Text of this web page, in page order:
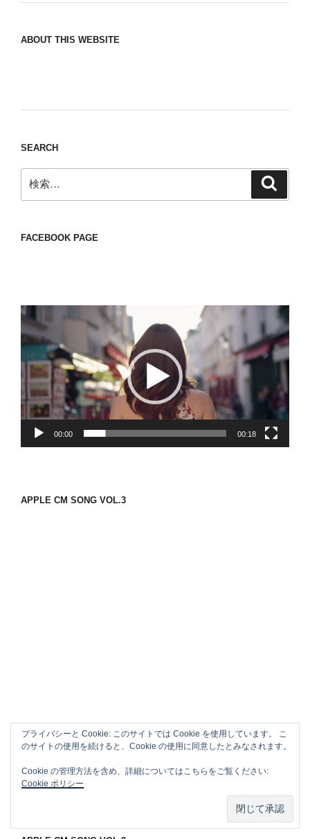
ABOUT THIS WEBSITE
SEARCH
索:
FACEBOOK PAGE
動
画
プ
レ
ー
ヤ
ー
00:00 00:18
APPLE CM SONG VOL.3
プライバシーと Cookie: このサイトでは Cookie を使用しています。 こ
のサイトの使用を続けると、Cookie の使用に同意したとみなされます。
Cookie の管理方法を含め、詳細についてはこちらをご覧ください:
Cookie ポリシー